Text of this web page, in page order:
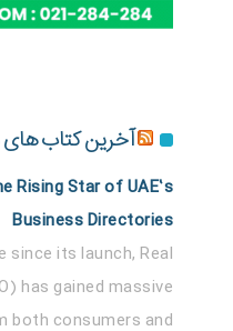
آخرین کتاب
Rising Star of UAE’s
Business Directories
since its launch, Real
has gained massive
both consumers and